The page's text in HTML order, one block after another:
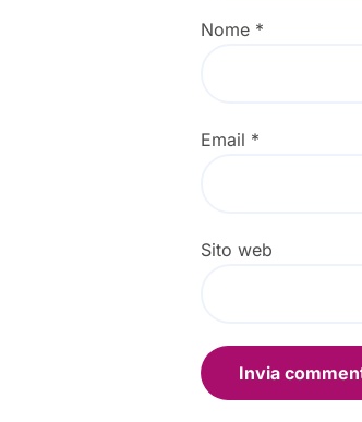
Nome *
Email *
Sito web